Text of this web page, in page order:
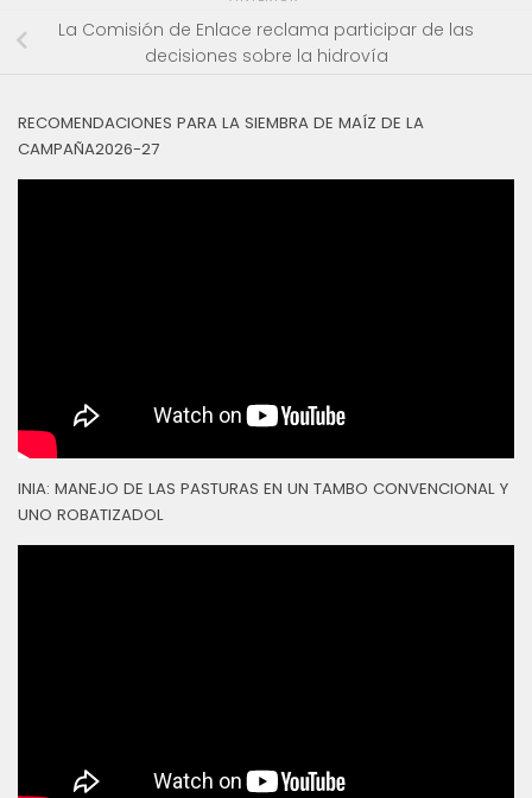
La Comisión de Enlace reclama participar de las
decisiones sobre la hidrovía
RECOMENDACIONES PARA LA SIEMBRA DE MAÍZ DE LA
CAMPAÑA2026-27
INIA: MANEJO DE LAS PASTURAS EN UN TAMBO CONVENCIONAL Y
UNO ROBATIZADOL